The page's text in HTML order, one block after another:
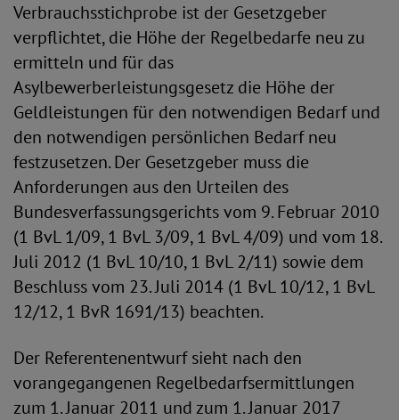
Verbrauchsstichprobe ist der Gesetzgeber
verpflichtet, die Höhe der Regelbedarfe neu zu
ermitteln und für das
Asylbewerberleistungsgesetz die Höhe der
Geldleistungen für den notwendigen Bedarf und
den notwendigen persönlichen Bedarf neu
festzusetzen. Der Gesetzgeber muss die
Anforderungen aus den Urteilen des
Bundesverfassungsgerichts vom 9. Februar 2010
(1 BvL 1/09, 1 BvL 3/09, 1 BvL 4/09) und vom 18.
Juli 2012 (1 BvL 10/10, 1 BvL 2/11) sowie dem
Beschluss vom 23. Juli 2014 (1 BvL 10/12, 1 BvL
12/12, 1 BvR 1691/13) beachten.
Der Referentenentwurf sieht nach den
vorangegangenen Regelbedarfsermittlungen
zum 1. Januar 2011 und zum 1. Januar 2017